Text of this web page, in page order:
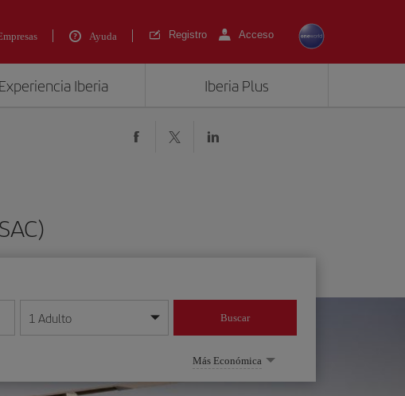
Ayuda Registro Acceso
Experiencia Iberia Iberia Plus
formato día/mes/año
1 Adulto Buscar
Más Económica